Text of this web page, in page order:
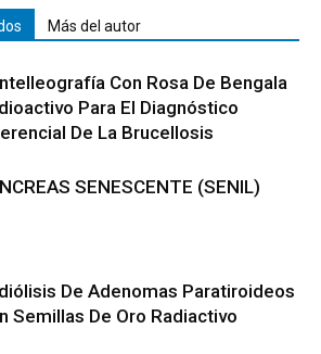
Más del autor
Con Rosa De Bengala
Para El Diagnóstico
De La Brucellosis
SENESCENTE (SENIL)
De Adenomas Paratiroideos
Semillas De Oro Radiactivo